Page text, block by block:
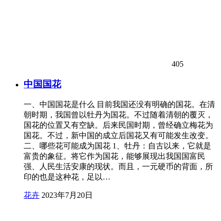
405
中国国花
一、中国国花是什么 目前我国还没有明确的国花。在清
朝时期，我国曾以牡丹为国花。不过随着清朝的覆灭，
国花的位置又有空缺。后来民国时期，曾经确立梅花为
国花。不过，新中国的成立后国花又有可能发生改变。
二、哪些花可能成为国花 1、牡丹：自古以来，它就是
富贵的象征。将它作为国花，能够展现出我国国富民
强、人民生活安康的现状。而且，一元硬币的背面，所
印的也是这种花，足以…
花卉 2023年7月20日